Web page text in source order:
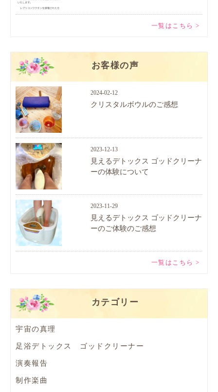
一覧はこちら >
お客様の声
2024-02-12
クリスタルボウルのご感想
2023-12-13
見えるデトックス ゴッドクリーナ
ーの体験について
2023-11-29
見えるデトックス ゴッドクリーナ
ーのご体験のご感想
一覧はこちら >
カテゴリー
宇宙の真理
足浴デトックス ゴッドクリーナー
演奏報告
制作楽曲